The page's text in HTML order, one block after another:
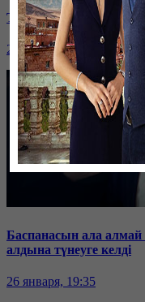
Таразда ТЭЦ
26 января, 19:36
Баспанасын ала алмай
алдына түнеуге келді
26 января, 19:35